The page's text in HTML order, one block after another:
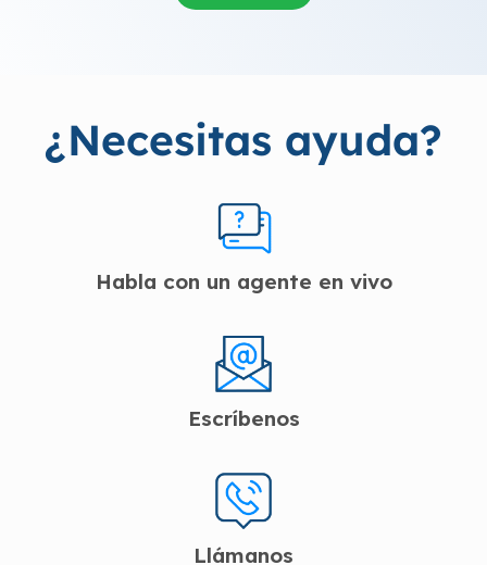
¿Necesitas ayuda?
Habla con un agente en vivo
Escríbenos
Llámanos